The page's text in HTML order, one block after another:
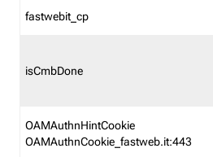
fastwebit_cp
isCmbDone
OAMAuthnHintCookie
OAMAuthnCookie_fastweb.it:443